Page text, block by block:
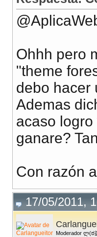
Ohhh pero
"theme
debo hacer
Ademas
acaso
ganare?
Con razón
17/05/2011,
Moderador